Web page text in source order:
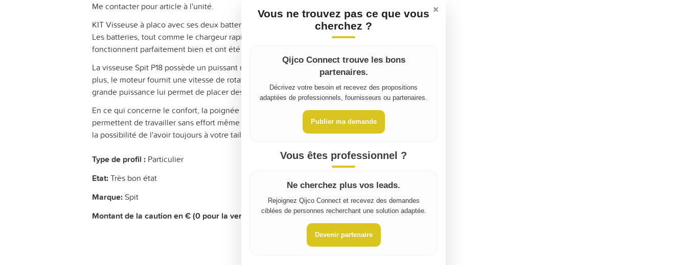
Me contacter pour article à l'unité.
KIT Visseuse à placo avec ses deux batteries 18V et son chargeur rapide, prêt à l'emploi.
Les batteries, tout comme le chargeur rapide et le moteur de la puissante visseuse P18
fonctionnent parfaitement bien et ont été entretenues soigneusement.
La visseuse Spit P18 possède un puissant moteur aussi efficace qu'une visseuse filaire. De
plus, le moteur fournit une vitesse de rotation de 5000 tr/min pour un vissage rapide. Sa
grande puissance lui permet de placer des vis 5x70 mm dans du bois.
En ce qui concerne le confort, la poignée Soft grip ainsi que son poids léger de 1.5 kg vous
permettent de travailler sans effort même en hauteur. Enfin, son crochet ceinture vous offre
la possibilité de l'avoir toujours à votre taille sans qu'elle vous dérange.
Type de profil : Particulier
Etat:Très bon état
Marque: Spit
Montant de la caution en € (0 pour la vente, indiquez le montant pour la location):0
×
Vous ne trouvez pas ce que vous
cherchez ?
Qijco Connect trouve les bons
partenaires.
Décrivez votre besoin et recevez des propositions
adaptées de professionnels, fournisseurs ou partenaires.
Publier ma demande
Vous êtes professionnel ?
Ne cherchez plus vos leads.
Rejoignez Qijco Connect et recevez des demandes
ciblées de personnes recherchant une solution adaptée.
Devenir partenaire